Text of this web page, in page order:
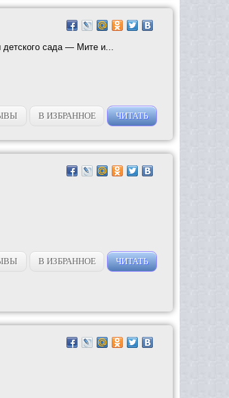
детского сада — Мите и...
В ИЗБРАННОЕ ЧИТАТЬ
В ИЗБРАННОЕ ЧИТАТЬ